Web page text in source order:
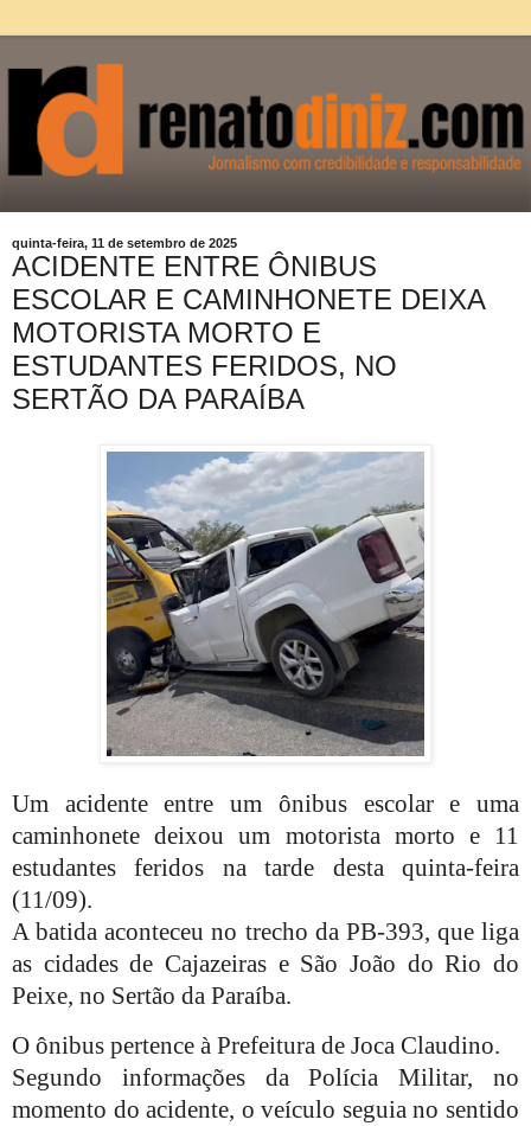
quinta-feira, 11 de setembro de 2025
ACIDENTE ENTRE ÔNIBUS
ESCOLAR E CAMINHONETE DEIXA
MOTORISTA MORTO E
ESTUDANTES FERIDOS, NO
SERTÃO DA PARAÍBA
Um acidente entre um ônibus escolar e uma
caminhonete deixou um motorista morto e 11
estudantes feridos na tarde desta quinta-feira
(11/09).
A batida aconteceu no trecho da PB-393, que liga
as cidades de Cajazeiras e São João do Rio do
Peixe, no Sertão da Paraíba.
O ônibus pertence à Prefeitura de Joca Claudino.
Segundo informações da Polícia Militar, no
momento do acidente, o veículo seguia no sentido